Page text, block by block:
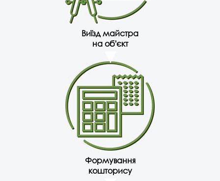
Виїзд майстра
на об'єкт
Формування
кошторису